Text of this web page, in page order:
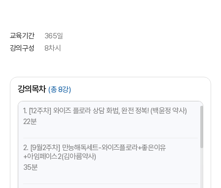
교육기간
365일
강의구성
8차시
강의목차 (총 8강)
1. [12주차] 와이즈 플로라 상담 화법, 완전 정복! (백윤정 약사)
22분
2. [9월2주차] 만능해독세트-와이즈플로라+좋은이유
+아임페이스2(김아름약사)
35분